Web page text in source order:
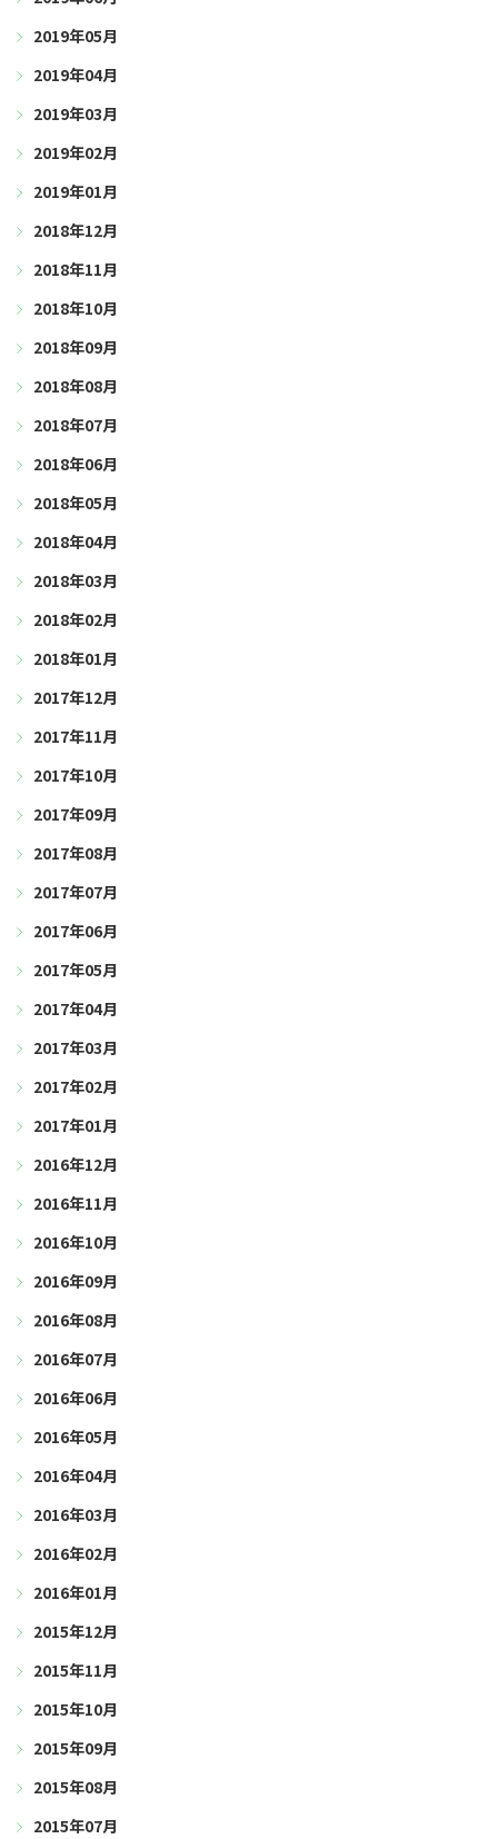
2019年05月
2019年04月
2019年03月
2019年02月
2019年01月
2018年12月
2018年11月
2018年10月
2018年09月
2018年08月
2018年07月
2018年06月
2018年05月
2018年04月
2018年03月
2018年02月
2018年01月
2017年12月
2017年11月
2017年10月
2017年09月
2017年08月
2017年07月
2017年06月
2017年05月
2017年04月
2017年03月
2017年02月
2017年01月
2016年12月
2016年11月
2016年10月
2016年09月
2016年08月
2016年07月
2016年06月
2016年05月
2016年04月
2016年03月
2016年02月
2016年01月
2015年12月
2015年11月
2015年10月
2015年09月
2015年08月
2015年07月